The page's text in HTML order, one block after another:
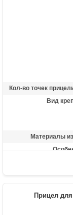
Кол-во точек
Вид
Материалы
Прицел для